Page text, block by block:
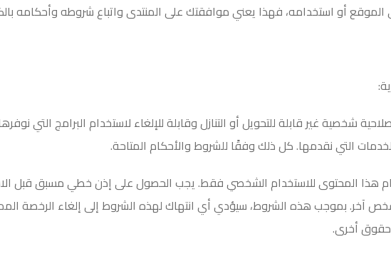
الموقع أو استخدامه، فهذا يعني موافقتك على المنتدى واتباع شروطه وأحكامه
:
شخصية غير قابلة للتحويل أو التنازل وقابلة للإلغاء لاستخدام البرامج التي
الخدمات التي نقدمها. كل ذلك وفقًا للشروط والأحكام المتاحة.
هذا المحتوى للاستخدام الشخصي فقط. يجب الحصول على إذن خطي مسبق قبل
آخر. بموجب هذه الشروط، سيؤدي أي انتهاك لهذه الشروط إلى إلغاء الرخصة
أخرى.